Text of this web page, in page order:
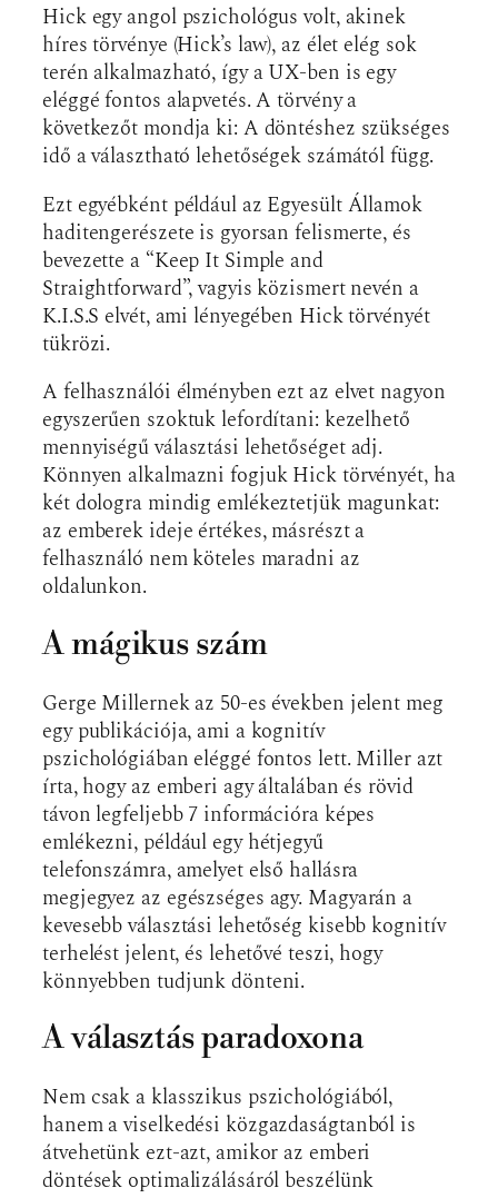
Hick egy angol pszichológus volt, akinek
híres törvénye (Hick’s law), az élet elég sok
terén alkalmazható, így a UX-ben is egy
eléggé fontos alapvetés. A törvény a
következőt mondja ki: A döntéshez szükséges
idő a választható lehetőségek számától függ.
Ezt egyébként például az Egyesült Államok
haditengerészete is gyorsan felismerte, és
bevezette a “Keep It Simple and
Straightforward”, vagyis közismert nevén a
K.I.S.S elvét, ami lényegében Hick törvényét
tükrözi.
A felhasználói élményben ezt az elvet nagyon
egyszerűen szoktuk lefordítani: kezelhető
mennyiségű választási lehetőséget adj.
Könnyen alkalmazni fogjuk Hick törvényét, ha
két dologra mindig emlékeztetjük magunkat:
az emberek ideje értékes, másrészt a
felhasználó nem köteles maradni az
oldalunkon.
A mágikus szám
Gerge Millernek az 50-es években jelent meg
egy publikációja, ami a kognitív
pszichológiában eléggé fontos lett. Miller azt
írta, hogy az emberi agy általában és rövid
távon legfeljebb 7 információra képes
emlékezni, például egy hétjegyű
telefonszámra, amelyet első hallásra
megjegyez az egészséges agy. Magyarán a
kevesebb választási lehetőség kisebb kognitív
terhelést jelent, és lehetővé teszi, hogy
könnyebben tudjunk dönteni.
A választás paradoxona
Nem csak a klasszikus pszichológiából,
hanem a viselkedési közgazdaságtanból is
átvehetünk ezt-azt, amikor az emberi
döntések optimalizálásáról beszélünk